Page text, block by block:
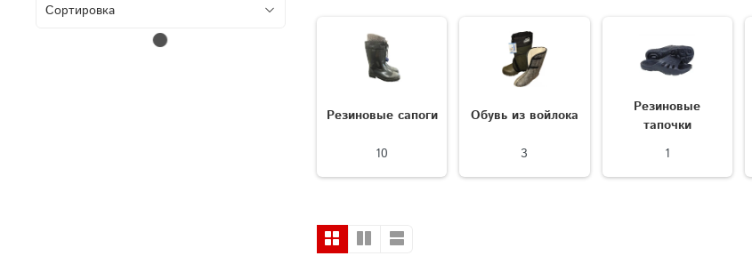
Резиновые сапоги
10
Обувь из войлока
3
Резиновые
тапочки
1